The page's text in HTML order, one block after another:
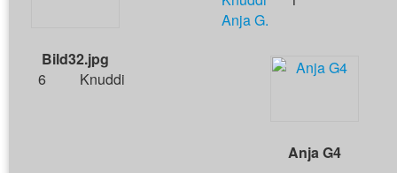
Bild32.jpg
6
Knuddi
Anja G.
Anja G4